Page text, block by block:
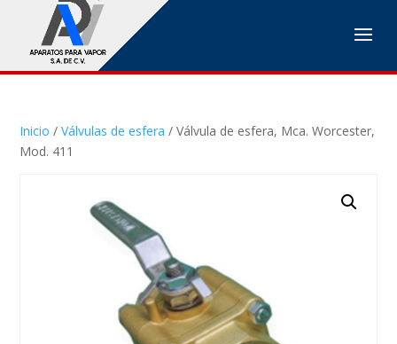
Inicio /Válvulas de esfera / Válvula de esfera, Mca. Worcester,
Mod. 411